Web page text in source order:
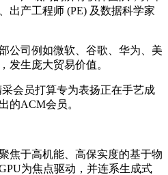
出产工程师 (PE) 及数据科学家
司例如微软、谷歌、华为、美
发生庞大贸易价值。
会员打算专为表扬正在手艺成
的ACM会员。
于高机能、高保实度的基于物
为焦点驱动，并连系生成式